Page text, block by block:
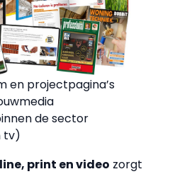
en projectpagina’s
de sector
tv)
print en video zorgt